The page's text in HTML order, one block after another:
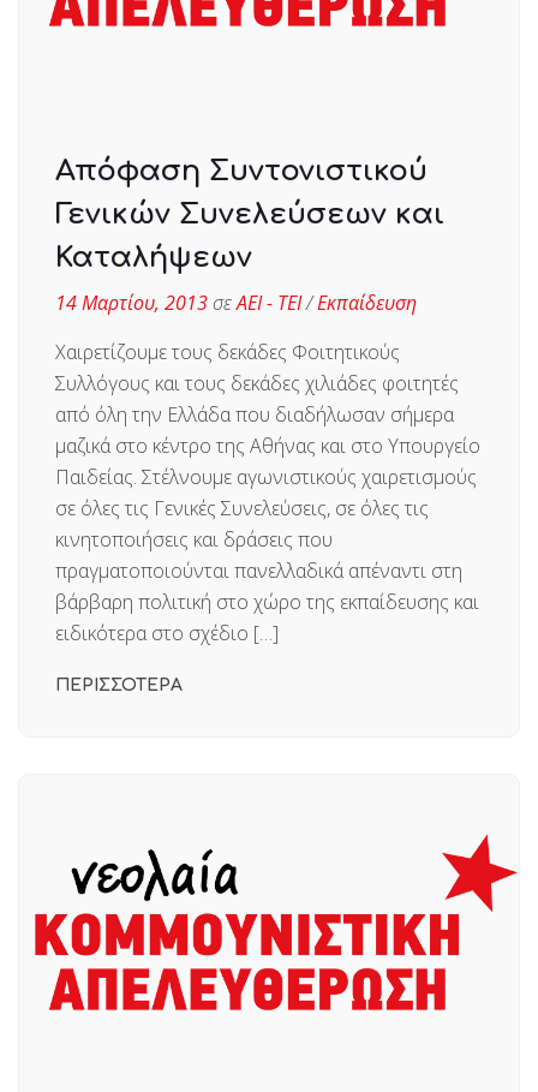
Απόφαση Συντονιστικού
Γενικών Συνελεύσεων και
Καταλήψεων
14 Μαρτίου, 2013σεΑΕΙ - ΤΕΙ/Εκπαίδευση
Χαιρετίζουμε τους δεκάδες Φοιτητικούς
Συλλόγους και τους δεκάδες χιλιάδες φοιτητές
από όλη την Ελλάδα που διαδήλωσαν σήμερα
μαζικά στο κέντρο της Αθήνας και στο Υπουργείο
Παιδείας. Στέλνουμε αγωνιστικούς χαιρετισμούς
σε όλες τις Γενικές Συνελεύσεις, σε όλες τις
κινητοποιήσεις και δράσεις που
πραγματοποιούνται πανελλαδικά απέναντι στη
βάρβαρη πολιτική στο χώρο της εκπαίδευσης και
ειδικότερα στο σχέδιο […]
ΠΕΡΙΣΣΟΤΕΡΑ